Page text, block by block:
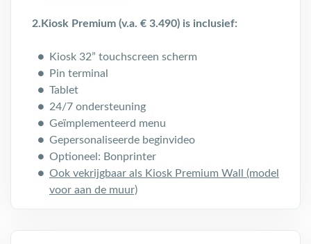
2.Kiosk Premium (v.a. € 3.490) is inclusief:
Kiosk 32” touchscreen scherm
Pin terminal
Tablet
24/7 ondersteuning
Geïmplementeerd menu
Gepersonaliseerde beginvideo
Optioneel: Bonprinter
Ook vekrijgbaar als Kiosk Premium Wall (model
voor aan de muur)